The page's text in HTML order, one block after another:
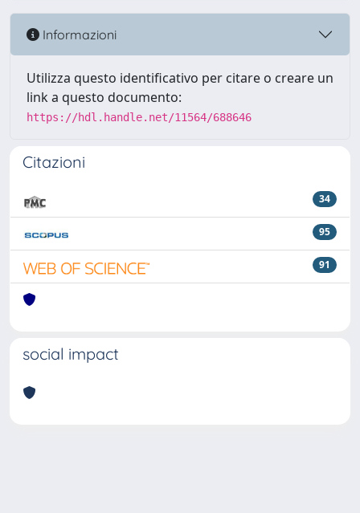
Informazioni
Utilizza questo identificativo per citare o creare un
link a questo documento:
https://hdl.handle.net/11564/688646
Citazioni
34
95
91
social impact